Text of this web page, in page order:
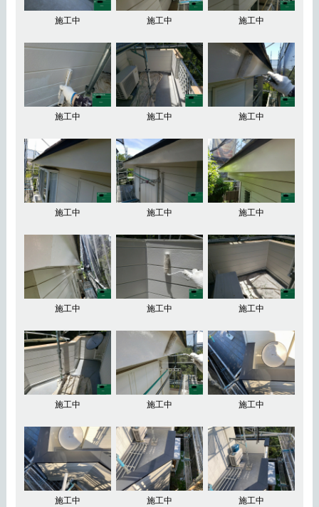
施工中 施工中 施工中
施工中 施工中 施工中
施工中 施工中 施工中
施工中 施工中 施工中
施工中 施工中 施工中
施工中 施工中 施工中